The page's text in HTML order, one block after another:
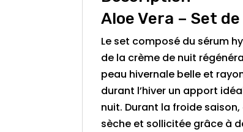
Aloe Vera – Set
Le set composé du sérum
de la crème de nuit
peau hivernale belle et
durant l’hiver un apport
nuit. Durant la froide
sèche et sollicitée grâce à